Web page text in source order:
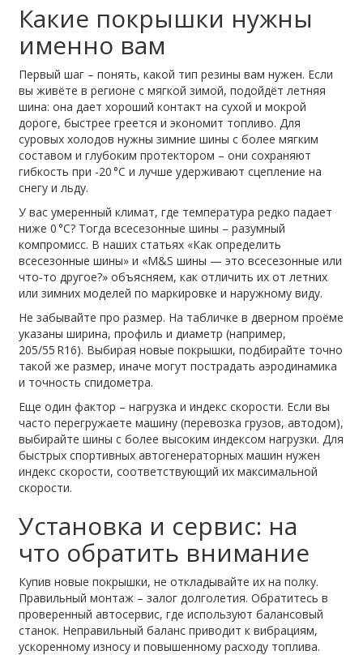
Какие покрышки нужны
именно вам
Первый шаг – понять, какой тип резины вам нужен. Если
вы живёте в регионе с мягкой зимой, подойдёт летняя
шина: она дает хороший контакт на сухой и мокрой
дороге, быстрее греется и экономит топливо. Для
суровых холодов нужны зимние шины с более мягким
составом и глубоким протектором – они сохраняют
гибкость при -20 °C и лучше удерживают сцепление на
снегу и льду.
У вас умеренный климат, где температура редко падает
ниже 0 °C? Тогда всесезонные шины – разумный
компромисс. В наших статьях «Как определить
всесезонные шины» и «M&S шины — это всесезонные или
что‑то другое?» объясняем, как отличить их от летних
или зимних моделей по маркировке и наружному виду.
Не забывайте про размер. На табличке в дверном проёме
указаны ширина, профиль и диаметр (например,
205/55 R16). Выбирая новые покрышки, подбирайте точно
такой же размер, иначе могут пострадать аэродинамика
и точность спидометра.
Еще один фактор – нагрузка и индекс скорости. Если вы
часто перегружаете машину (перевозка грузов, автодом),
выбирайте шины с более высоким индексом нагрузки. Для
быстрых спортивных автогенераторных машин нужен
индекс скорости, соответствующий их максимальной
скорости.
Установка и сервис: на
что обратить внимание
Купив новые покрышки, не откладывайте их на полку.
Правильный монтаж – залог долголетия. Обратитесь в
проверенный автосервис, где используют балансовый
станок. Неправильный баланс приводит к вибрациям,
ускоренному износу и повышенному расходу топлива.